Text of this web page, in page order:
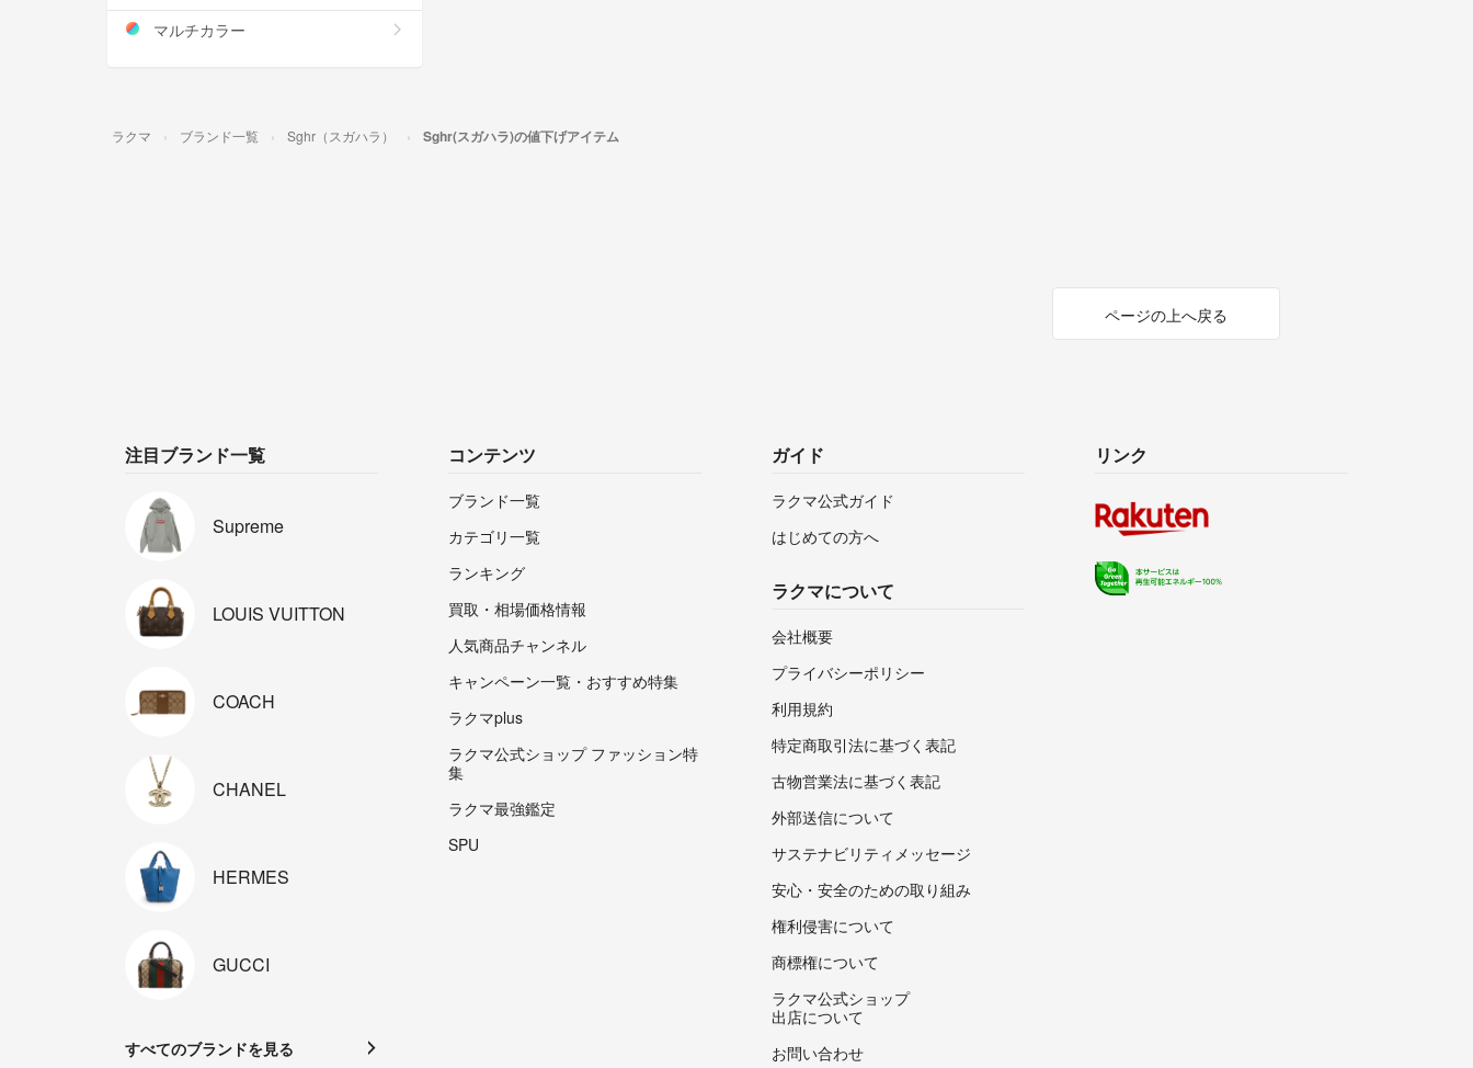
マルチカラー
ラクマ ブランド一覧 Sghr（スガハラ） Sghr(スガハラ)の値下げアイテム
ページの上へ戻る
注目ブランド一覧
Supreme
LOUIS VUITTON
COACH
CHANEL
HERMES
GUCCI
すべてのブランドを見る
コンテンツ
ブランド一覧
カテゴリ一覧
ランキング
買取・相場価格情報
人気商品チャンネル
キャンペーン一覧・おすすめ特集
ラクマplus
ラクマ公式ショップ ファッション特
集
ラクマ最強鑑定
SPU
ガイド
ラクマ公式ガイド
はじめての方へ
ラクマについて
会社概要
プライバシーポリシー
利用規約
特定商取引法に基づく表記
古物営業法に基づく表記
外部送信について
サステナビリティメッセージ
安心・安全のための取り組み
権利侵害について
商標権について
ラクマ公式ショップ
出店について
お問い合わせ
リンク